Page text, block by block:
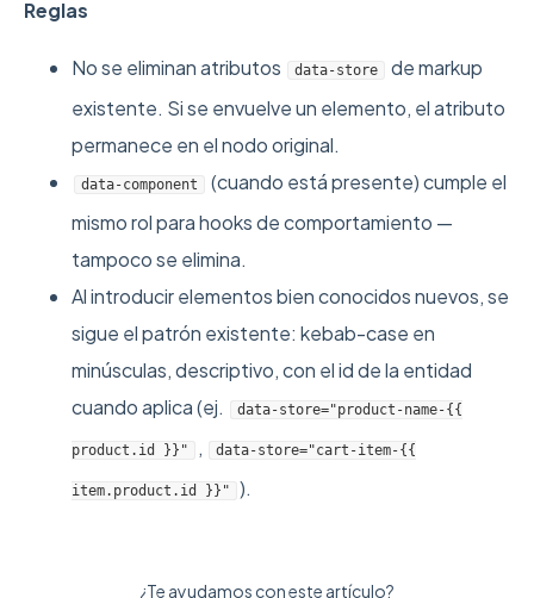
Reglas
No se eliminan atributos data-store
de markup
existente. Si se envuelve un elemento, el atributo
permanece en el nodo original.
data-component
(cuando está presente) cumple el
mismo rol para hooks de comportamiento —
tampoco se elimina.
Al introducir elementos bien conocidos nuevos, se
sigue el patrón existente: kebab-case en
minúsculas, descriptivo, con el id de la entidad
cuando aplica (ej.
data-store="product-name-{{
product.id }}" , data-store="cart-item-{{
item.product.id }}" ).
¿Te ayudamos con este artículo?